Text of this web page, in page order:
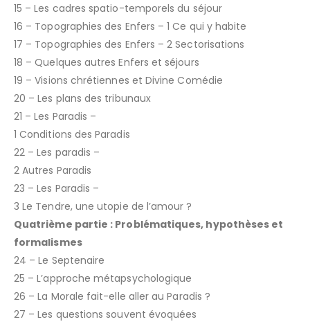
15 – Les cadres spatio-temporels du séjour
16 – Topographies des Enfers – 1 Ce qui y habite
17 – Topographies des Enfers – 2 Sectorisations
18 – Quelques autres Enfers et séjours
19 – Visions chrétiennes et Divine Comédie
20 – Les plans des tribunaux
21 – Les Paradis –
1 Conditions des Paradis
22 – Les paradis –
2 Autres Paradis
23 – Les Paradis –
3 Le Tendre, une utopie de l’amour ?
Quatrième partie : Problématiques, hypothèses et
formalismes
24 – Le Septenaire
25 – L’approche métapsychologique
26 – La Morale fait-elle aller au Paradis ?
27 – Les questions souvent évoquées